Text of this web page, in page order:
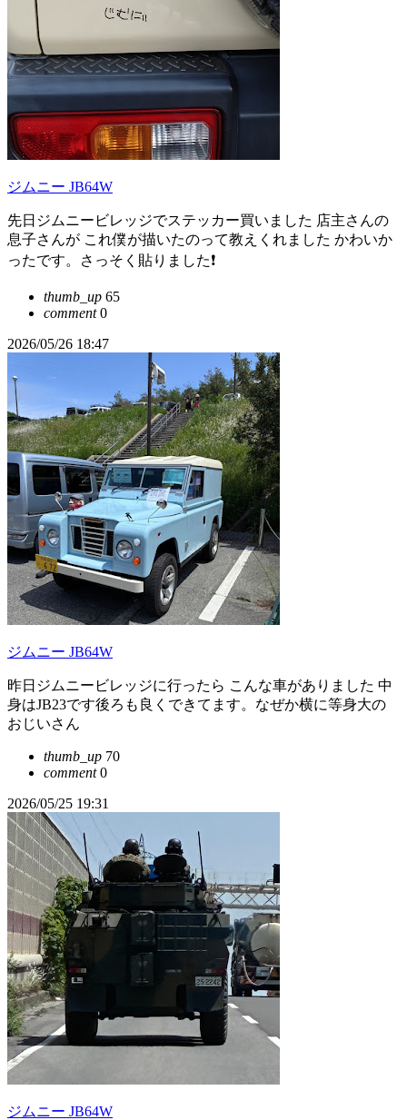
ジムニー JB64W
先日ジムニービレッジでステッカー買いました 店主さんの
息子さんが これ僕が描いたのって教えくれました かわいか
ったです。さっそく貼りました❗
thumb_up 65
comment0
2026/05/26 18:47
ジムニー JB64W
昨日ジムニービレッジに行ったら こんな車がありました 中
身はJB23です後ろも良くできてます。なぜか横に等身大の
おじいさん
thumb_up 70
comment0
2026/05/25 19:31
ジムニー JB64W